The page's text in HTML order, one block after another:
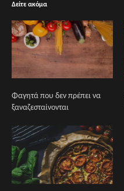
Δείτε ακόμα
Φαγητά που δεν πρέπει να
ξαναζεσταίνονται